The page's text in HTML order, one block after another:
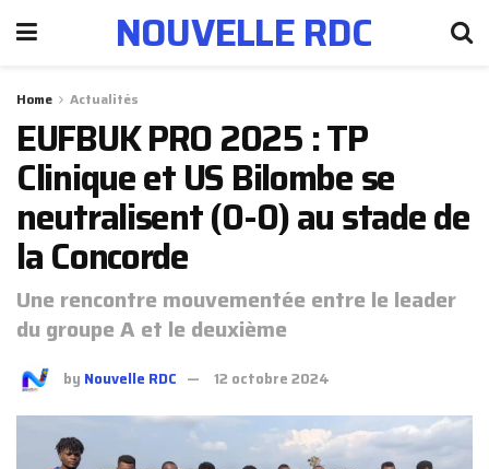
NOUVELLE RDC
Home Actualités
EUFBUK PRO 2025 : TP
Clinique et US Bilombe se
neutralisent (0-0) au stade de
la Concorde
Une rencontre mouvementée entre le leader
du groupe A et le deuxième
by Nouvelle RDC 12 octobre 2024